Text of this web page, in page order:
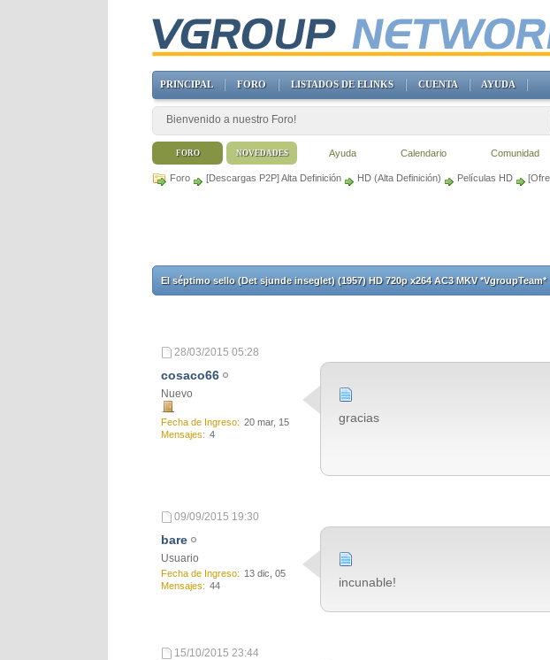
Foro [Descargas P2P] Alta Definición HD (Alta Definición) Películas HD
El séptimo sello (Det sjunde inseglet) (1957) HD 720p x264 AC3 MKV *VgroupTeam*
28/03/2015 05:28
cosaco66
Nuevo
Fecha de Ingreso
20 mar, 15
Mensajes
4
gracias
09/09/2015 19:30
bare
Usuario
Fecha de Ingreso
13 dic, 05
Mensajes
44 incunable!
15/10/2015 23:44
PRINCIPAL FORO LISTADOS DE ELINKS CUENTA AYUDA
Bienvenido a nuestro Foro!
FORO Ayuda Calendario Comunidad
NOVEDADES